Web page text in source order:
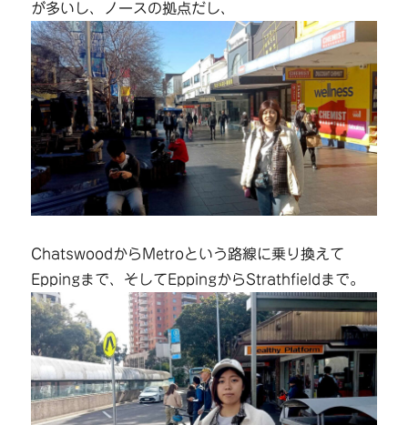
が多いし、ノースの拠点だし、
ChatswoodからMetroという路線に乗り換えて
Eppingまで、そしてEppingからStrathfieldまで。